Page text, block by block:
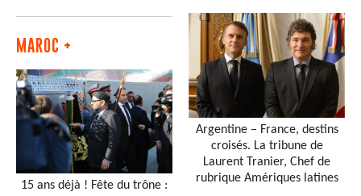
MAROC +
15 ans déjà ! Fête du trône :
Argentine – France, destins
croisés. La tribune de
Laurent Tranier, Chef de
rubrique Amériques latines